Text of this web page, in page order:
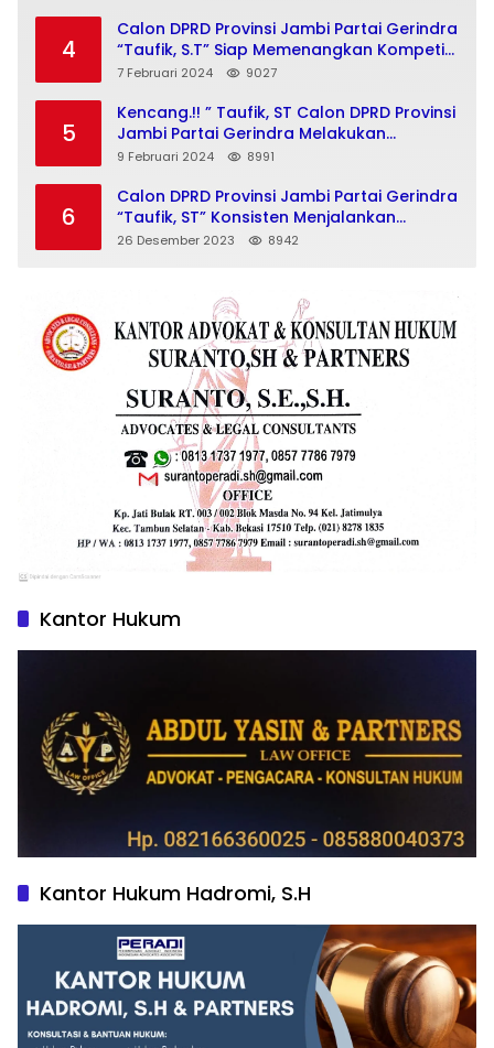
4
Calon DPRD Provinsi Jambi Partai Gerindra
“Taufik, S.T” Siap Memenangkan Kompetisi
Pemilu 2024
7 Februari 2024 9027
5
Kencang.!! ” Taufik, ST Calon DPRD Provinsi
Jambi Partai Gerindra Melakukan
Kegiatan Insan Milenial Dan Bajajo Politik
9 Februari 2024 8991
6
Calon DPRD Provinsi Jambi Partai Gerindra
“Taufik, ST” Konsisten Menjalankan
Program “Bajajo Politik” Menuju Pemilu
26 Desember 2023 8942
Kantor Hukum
Kantor Hukum Hadromi, S.H